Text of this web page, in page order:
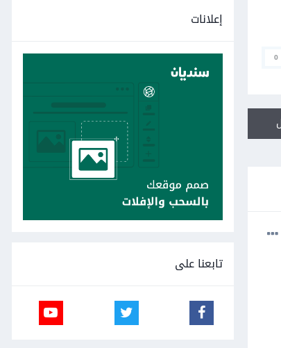
0
إعلانات
تابعنا على